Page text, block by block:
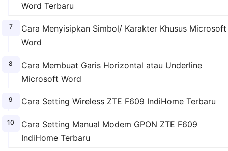
Word Terbaru
Cara Menyisipkan Simbol/ Karakter Khusus Microsoft
Word
Cara Membuat Garis Horizontal atau Underline
Microsoft Word
Cara Setting Wireless ZTE F609 IndiHome Terbaru
Cara Setting Manual Modem GPON ZTE F609
IndiHome Terbaru